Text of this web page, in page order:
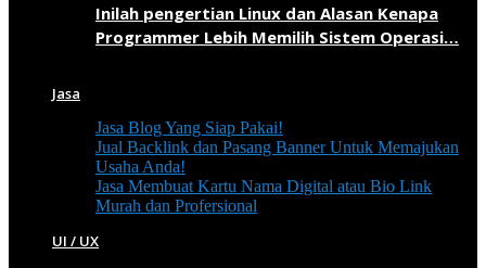
Inilah pengertian Linux dan Alasan Kenapa
Programmer Lebih Memilih Sistem Operasi…
Jasa
Jasa Blog Yang Siap Pakai!
Jual Backlink dan Pasang Banner Untuk Memajukan
Usaha Anda!
Jasa Membuat Kartu Nama Digital atau Bio Link
Murah dan Profersional
UI / UX